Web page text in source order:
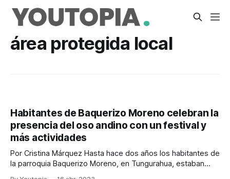
área protegida local
Habitantes de Baquerizo Moreno celebran la
presencia del oso andino con un festival y
más actividades
Por Cristina Márquez Hasta hace dos años los habitantes de
la parroquia Baquerizo Moreno, en Tungurahua, estaban